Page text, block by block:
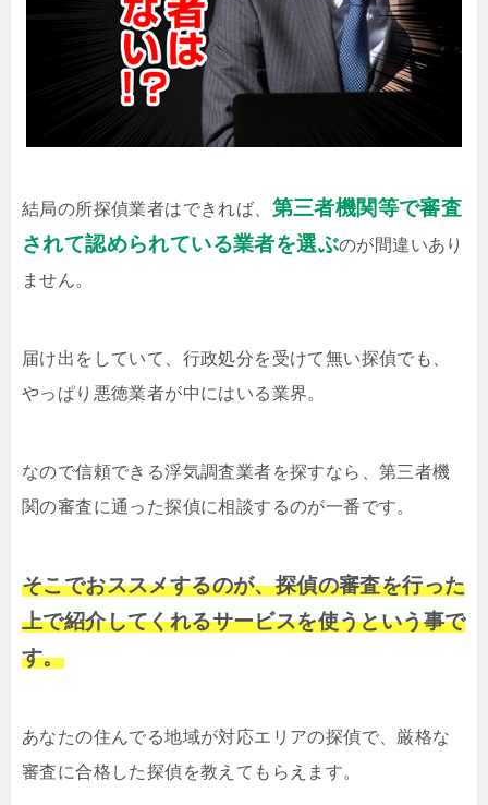
結局の所探偵業者はできれば、 第三者機関等で審査
されて認められている業者を選ぶのが間違いあり
ません。
届け出をしていて、行政処分を受けて無い探偵でも、
やっぱり悪徳業者が中にはいる業界。
なので信頼できる浮気調査業者を探すなら、第三者機
関の審査に通った探偵に相談するのが一番です。
そこでおススメするのが、探偵の審査を行った
上で紹介してくれるサービスを使うという事で
す。
あなたの住んでる地域が対応エリアの探偵で、厳格な
審査に合格した探偵を教えてもらえます。